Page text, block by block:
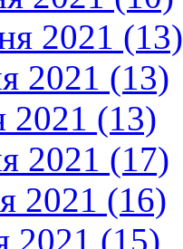
2021 (13)
2021 (13)
2021 (13)
2021 (17)
2021 (16)
2021 (15)